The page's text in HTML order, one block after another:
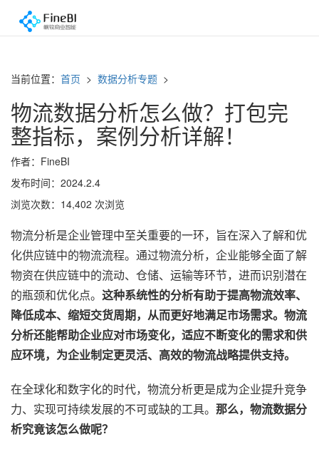
当前位置： 首页 > 数据分析专题 >
物流数据分析怎么做？打包完
整指标，案例分析详解！
作者：FineBI
发布时间：2024.2.4
浏览次数：14,402 次浏览
物流分析是企业管理中至关重要的一环，旨在深入了解和优
化供应链中的物流流程。通过物流分析，企业能够全面了解
物资在供应链中的流动、仓储、运输等环节，进而识别潜在
的瓶颈和优化点。 这种系统性的分析有助于提高物流效率、
降低成本、缩短交货周期，从而更好地满足市场需求。物流
分析还能帮助企业应对市场变化，适应不断变化的需求和供
应环境，为企业制定更灵活、高效的物流战略提供支持。
在全球化和数字化的时代，物流分析更是成为企业提升竞争
力、实现可持续发展的不可或缺的工具。 那么，物流数据分
析究竟该怎么做呢？